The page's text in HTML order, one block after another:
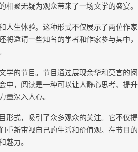
聚无疑为观众带来了一场文学的盛宴。
人生体验。这种形式不仅展示了两位作家
邀请一些知名的学者和作家参与其中，
学的节目。节目通过展现余华和莫言的阅
中，阅读是一种可以让人静心思考、提升
量深入人心。
形式，吸引了众多观众的关注。它不仅提
重新审视自己的生活和价值观。在节目的
魅力。